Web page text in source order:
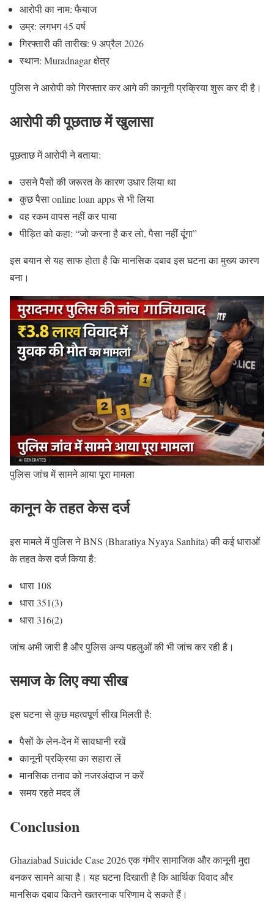
आरोपी का नाम: फैयाज
उम्र: लगभग 45 वर्ष
गिरफ्तारी की तारीख: 9 अप्रैल 2026
स्थान: Muradnagar क्षेत्र
पुलिस ने आरोपी को गिरफ्तार कर आगे की कानूनी प्रक्रिया शुरू कर दी है।
आरोपी की पूछताछ में खुलासा
पूछताछ में आरोपी ने बताया:
उसने पैसों की जरूरत के कारण उधार लिया था
कुछ पैसा online loan apps से भी लिया
वह रकम वापस नहीं कर पाया
पीड़ित को कहा: “जो करना है कर लो, पैसा नहीं दूंगा”
इस बयान से यह साफ होता है कि मानसिक दबाव इस घटना का मुख्य कारण
बना।
पुलिस जांच में सामने आया पूरा मामला
कानून के तहत केस दर्ज
इस मामले में पुलिस ने BNS (Bharatiya Nyaya Sanhita) की कई धाराओं
के तहत केस दर्ज किया है:
धारा 108
धारा 351(3)
धारा 316(2)
जांच अभी जारी है और पुलिस अन्य पहलुओं की भी जांच कर रही है।
समाज के लिए क्या सीख
इस घटना से कुछ महत्वपूर्ण सीख मिलती है:
पैसों के लेन-देन में सावधानी रखें
कानूनी प्रक्रिया का सहारा लें
मानसिक तनाव को नजरअंदाज न करें
समय रहते मदद लें
Conclusion
Ghaziabad Suicide Case 2026 एक गंभीर सामाजिक और कानूनी मुद्दा
बनकर सामने आया है। यह घटना दिखाती है कि आर्थिक विवाद और
मानसिक दबाव कितने खतरनाक परिणाम दे सकते हैं।